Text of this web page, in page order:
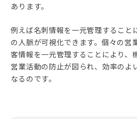
あります。
例えば名刺情報を一元管理すること
の人脈が可視化できます。個々の営
客情報を一元管理することにより、
営業活動の防止が図られ、効率のよ
なるのです。